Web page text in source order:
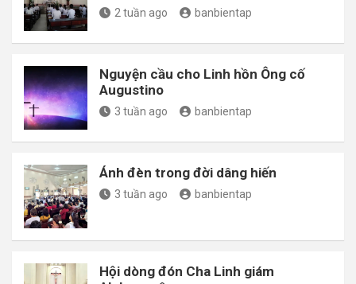
2 tuần ago banbientap
Nguyện cầu cho Linh hồn Ông cố
Augustino
3 tuần ago banbientap
Ánh đèn trong đời dâng hiến
3 tuần ago banbientap
Hội dòng đón Cha Linh giám